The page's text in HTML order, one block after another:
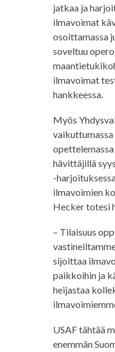
jatkaa ja
ilmavoimat
osoittamassa
soveltuu
ilmavoimat
hankkeessa.
Myös
hävittäjillä
-
ilmavoimien
Hecker totesi
– Tilaisuus
sijoittaa
paikkoihin ja
heijastaa
USAF tähtää
enemmän